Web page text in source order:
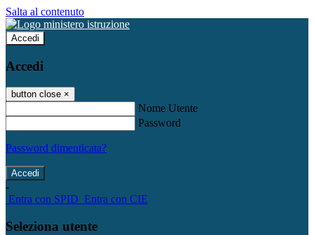
Salta al contenuto
Accedi
Accedi
button close ×
Nome Utente
Password
Password dimenticata?
-
Entra con SPID Entra con CIE
Seleziona utente